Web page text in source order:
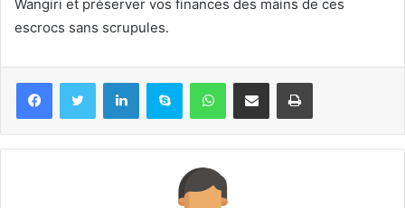
Wangiri et préserver vos finances des mains de ces
escrocs sans scrupules.
LinkedinSkype WhatsAppPartager par email Imprimer